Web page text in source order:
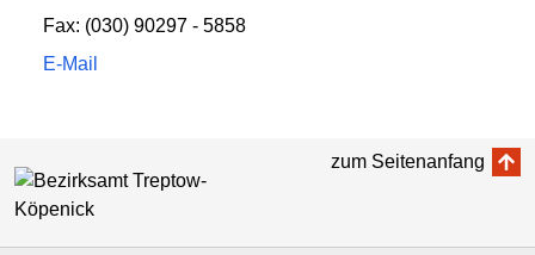
Fax: (030) 90297 - 5858
E-Mail
zum Seitenanfang